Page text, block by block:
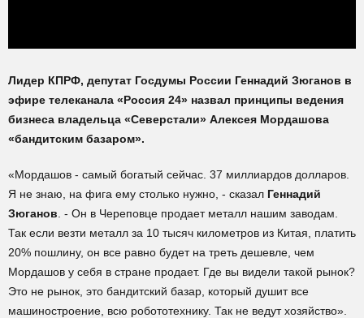
Лидер КПРФ, депутат Госдумы России Геннадий Зюганов в
эфире телеканала «Россия 24» назвал принципы ведения
бизнеса владельца «Северстали» Алексея Мордашова
«бандитским базаром».
«Мордашов - самый богатый сейчас. 37 миллиардов долларов.
Я не знаю, на фига ему столько нужно, - сказал Геннадий
Зюганов . - Он в Череповце продает металл нашим заводам.
Так если везти металл за 10 тысяч километров из Китая, платить
20% пошлину, он все равно будет на треть дешевле, чем
Мордашов у себя в стране продает. Где вы видели такой рынок?
Это не рынок, это бандитский базар, который душит все
машиностроение, всю робототехнику. Так не ведут хозяйство».